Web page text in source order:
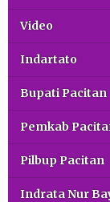
Video
Indartato
Bupati Pacitan
Pemkab
Pilbup Pacitan
Indrata Nur